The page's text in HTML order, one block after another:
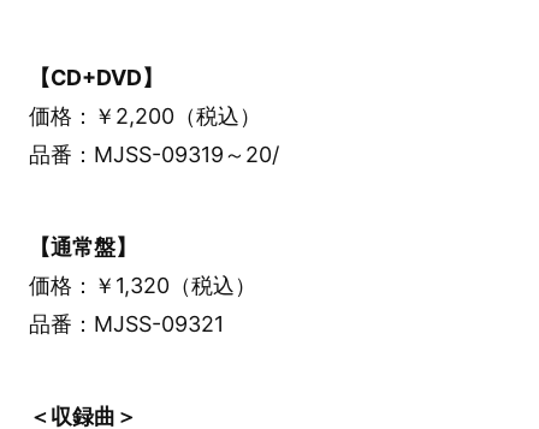
【CD+DVD】
価格：￥2,200（税込）
品番：MJSS-09319～20/
【通常盤】
価格：￥1,320（税込）
品番：MJSS-09321
＜収録曲＞